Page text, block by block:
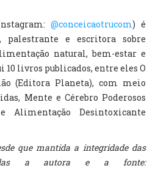
@conceicaotrucom) é
palestrante e escritora sobre
natural, bem-estar e
10 livros publicados, entre eles O
(Editora Planeta), com meio
Mente e Cérebro Poderosos
Alimentação Desintoxicante
que mantida a integridade das
a autora e a fonte: